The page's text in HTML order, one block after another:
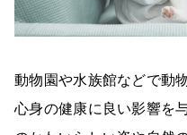
動物園や水族館などで動
心身の健康に良い影響を